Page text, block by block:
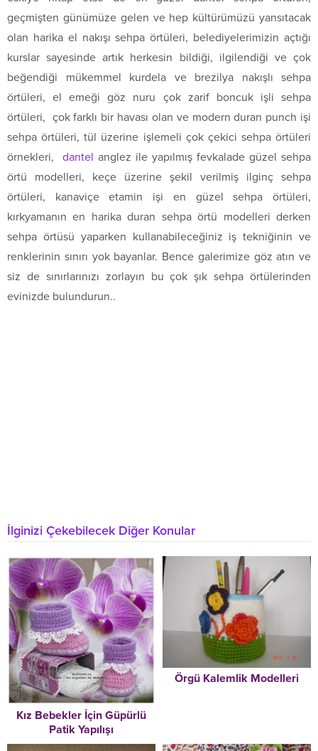
geçmişten günümüze gelen ve hep kültürümüzü yansıtacak
olan harika el nakışı sehpa örtüleri, belediyelerimizin açtığı
kurslar sayesinde artık herkesin bildiği, ilgilendiği ve çok
beğendiği mükemmel kurdela ve brezilya nakışlı sehpa
örtüleri, el emeği göz nuru çok zarif boncuk işli sehpa
örtüleri, çok farklı bir havası olan ve modern duran punch işi
sehpa örtüleri, tül üzerine işlemeli çok çekici sehpa örtüleri
örnekleri, dantel anglez ile yapılmış fevkalade güzel sehpa
örtü modelleri, keçe üzerine şekil verilmiş ilginç sehpa
örtüleri, kanaviçe etamin işi en güzel sehpa örtüleri,
kırkyamanın en harika duran sehpa örtü modelleri derken
sehpa örtüsü yaparken kullanabileceğiniz iş tekniğinin ve
renklerinin sınırı yok bayanlar. Bence galerimize göz atın ve
siz de sınırlarınızı zorlayın bu çok şık sehpa örtülerinden
evinizde bulundurun..
İlginizi Çekebilecek Diğer Konular
Kız Bebekler İçin Güpürlü
Patik Yapılışı
Örgü Kalemlik Modelleri